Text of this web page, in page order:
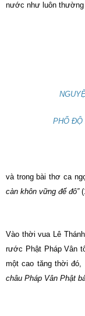
nước như luôn
PHỔ ĐỘ
và trong bài thơ ca
càn khôn vững đế đô”
Vào thời vua Lê
rước Phật Pháp Vân
một cao tăng thời đó,
châu Pháp Vân Phật